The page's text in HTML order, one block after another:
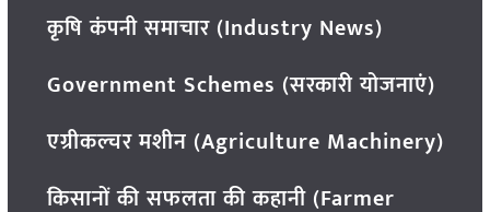
कृषि कंपनी समाचार (Industry News)
Government Schemes (सरकारी योजनाएं)
एग्रीकल्चर मशीन (Agriculture Machinery)
किसानों की सफलता की कहानी (Farmer